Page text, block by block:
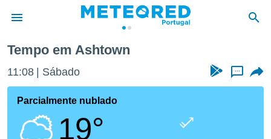
da
foi
Tempo em Ashtown
11:08 Sábado ...
Parcialmente nublado
19°